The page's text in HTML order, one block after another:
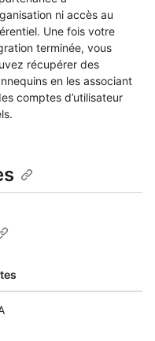
ni accès au
Une fois votre
terminée, vous
récupérer des
en les associant
comptes d’utilisateur